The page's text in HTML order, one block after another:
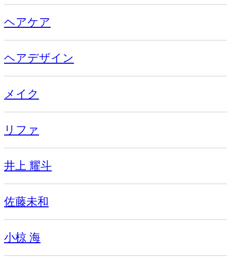
ヘアケア
ヘアデザイン
メイク
リファ
井上 耀斗
佐藤未和
小椋 海